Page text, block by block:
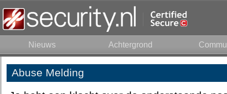
Nieuws Achtergrond
Abuse Melding